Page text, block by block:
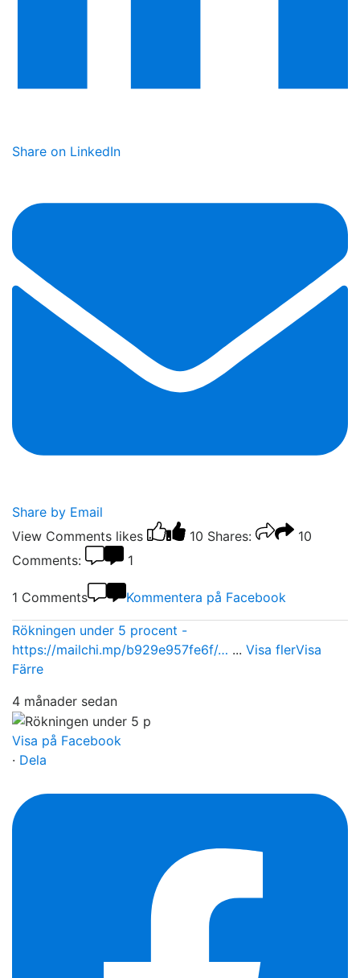
Share on LinkedIn
Share by Email
View Comments likes 10 Shares:
10
Comments:
1
1 Comments Kommentera på Facebook
Rökningen under 5 procent -
https://mailchi.mp/b929e957fe6f/… ... Visa flerVisa
Färre
4 månader sedan
Visa på Facebook
· Dela